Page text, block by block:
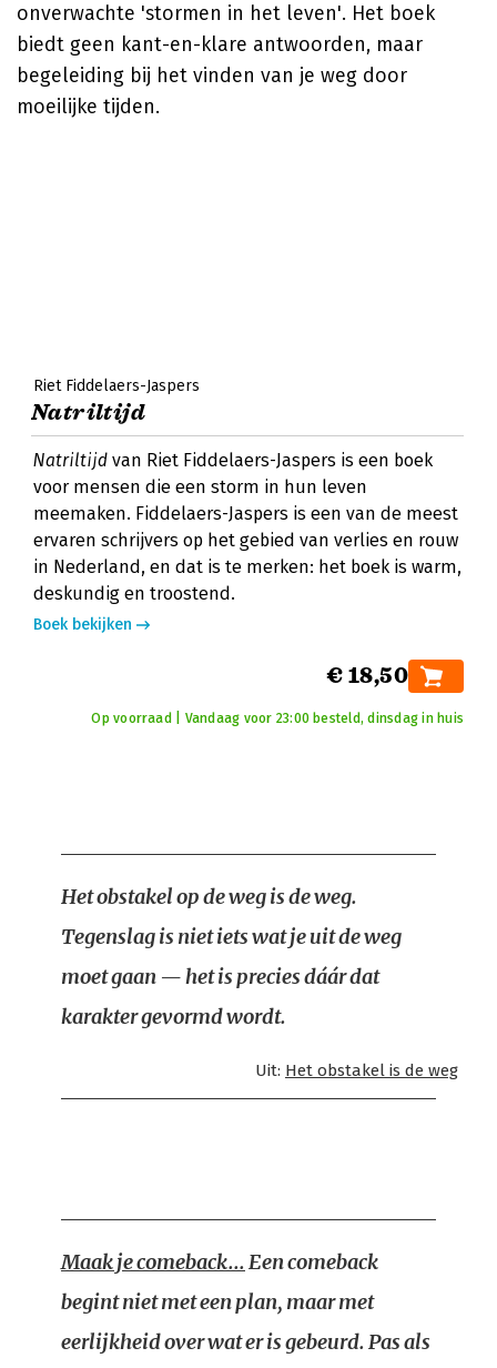
onverwachte 'stormen in het leven'. Het boek
biedt geen kant-en-klare antwoorden, maar
begeleiding bij het vinden van je weg door
moeilijke tijden.
Riet Fiddelaers-Jaspers
Natriltijd
Natriltijd van Riet Fiddelaers-Jaspers is een boek
voor mensen die een storm in hun leven
meemaken. Fiddelaers-Jaspers is een van de meest
ervaren schrijvers op het gebied van verlies en rouw
in Nederland, en dat is te merken: het boek is warm,
deskundig en troostend.
Boek bekijken
€ 18,50
Op voorraad | Vandaag voor 23:00 besteld, dinsdag in huis
Het obstakel op de weg is de weg.
Tegenslag is niet iets wat je uit de weg
moet gaan — het is precies dáár dat
karakter gevormd wordt.
Uit: Het obstakel is de weg
Maak je comeback...Een comeback
begint niet met een plan, maar met
eerlijkheid over wat er is gebeurd. Pas als